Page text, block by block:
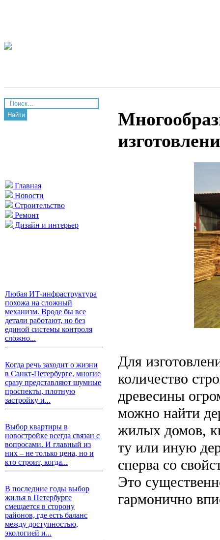
Найти
Главная
Новости
Строительство
Ремонт
Дизайн и интерьер
Любая ИТ-инфраструктура
похожа на сложный
механизм. Вроде бы все
детали работают, но без
единой системы контроля
сложно...
Когда речь заходит о жизни
в Санкт-Петербурге, многие
сразу представляют шумные
проспекты, плотную
застройку и...
Выбор квартиры в
новостройке всегда связан с
вопросами. И главный из
них – не только цена, но и
кто строит, когда...
В последние годы выбор
жилья в Петербурге
смещается в сторону
районов, где есть баланс
между доступностью,
экологией и...
Для
количество
древесины
можно найти
жилых домов,
ту или иную
сперва со
Это
гармонично